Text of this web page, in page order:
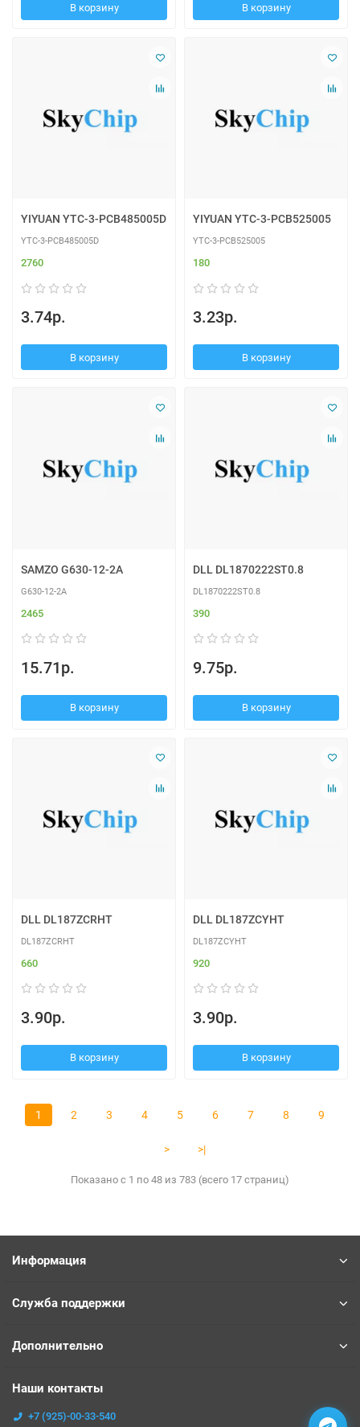
В корзину В корзину
YIYUAN YTC-3-PCB485005D
YTC-3-PCB485005D
2760
3.74р.
В корзину
YIYUAN YTC-3-PCB525005
YTC-3-PCB525005
180
3.23р.
В корзину
SAMZO G630-12-2A
G630-12-2A
2465
15.71р.
В корзину
DLL DL1870222ST0.8
DL1870222ST0.8
390
9.75р.
В корзину
DLL DL187ZCRHT
DL187ZCRHT
660
3.90р.
В корзину
DLL DL187ZCYHT
DL187ZCYHT
920
3.90р.
В корзину
1 2 3 4 5 6 7 8 9
> >|
Показано с 1 по 48 из 783 (всего 17 страниц)
Информация
Служба поддержки
Дополнительно
Наши контакты
+7 (925)-00-33-540